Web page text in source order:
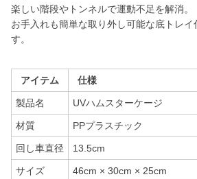
楽しい階段やトンネルで運動不足を解消。
お手入れも簡単な取り外し可能な底トレイ
す。
アイテム 仕様
製品名 UVハムスターケージ
材質 PPプラスチック
回し車直径 13.5cm
サイズ 46cm × 30cm × 25cm